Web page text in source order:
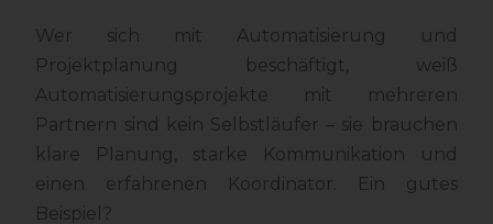
Wer sich mit Automatisierung und
Projektplanung beschäftigt, weiß
Automatisierungsprojekte mit mehreren
Partnern sind kein Selbstläufer – sie brauchen
klare Planung, starke Kommunikation und
einen erfahrenen Koordinator. Ein gutes
Beispiel?